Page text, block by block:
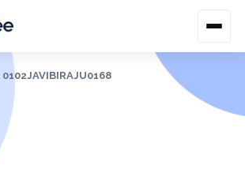
0102JAVIBIRAJU0168